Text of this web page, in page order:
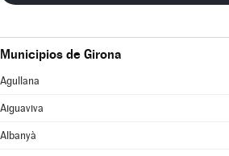
Municipios de Girona
Agullana
Aiguaviva
Albanyà